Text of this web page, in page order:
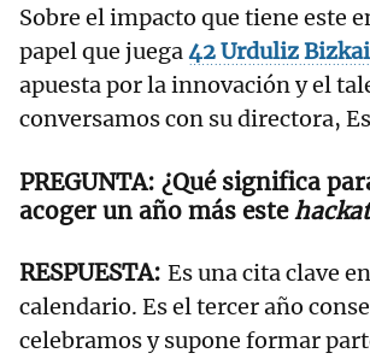
Sobre el impacto que tiene este
papel que juega42 Urduliz
apuesta por la innovación y el
conversamos con su directora,
¿Qué significa
acoger un año más este
Es una cita clave
calendario. Es el tercer año
celebramos y supone formar